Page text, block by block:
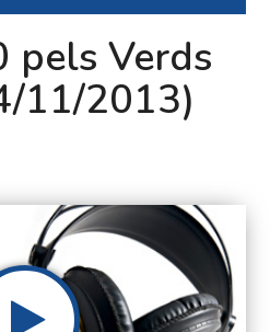
pels Verds
11/2013)